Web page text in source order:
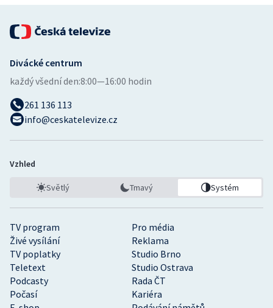
TV program
Pro média
Živé vysílání
Reklama
TV poplatky
Studio Brno
Teletext
Studio Ostrava
Podcasty
Rada ČT
Počasí
Kariéra
Divácké centrum
každý všední den:8:00—16:00 hodin
261 136 113
info@ceskatelevize.cz
Vzhled
Světlý Tmavý Systém